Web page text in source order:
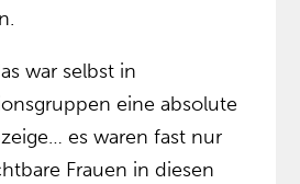
war selbst in
eine absolute
es waren fast nur
Frauen in diesen